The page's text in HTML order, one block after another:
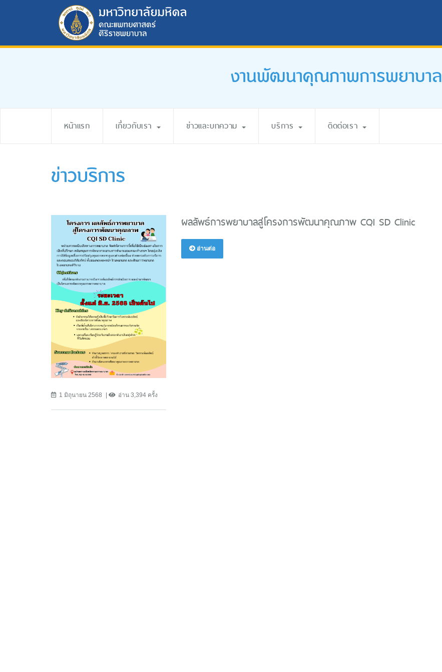
งานพัฒนาคุณภาพการพยาบาล
หน้าแรก เกี่ยวกับเรา ข่าวและบทความ บริการ ติดต่อเรา
ข่าวบริการ
1 มิถุนายน 2568 อ่าน 3,394 ครั้ง
ผลลัพธ์การพยาบาลสู่โครงการพัฒนาคุณภาพ CQI SD Clinic
อ่านต่อ